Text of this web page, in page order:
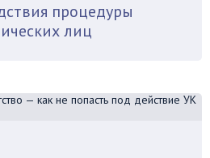
процедуры
лиц